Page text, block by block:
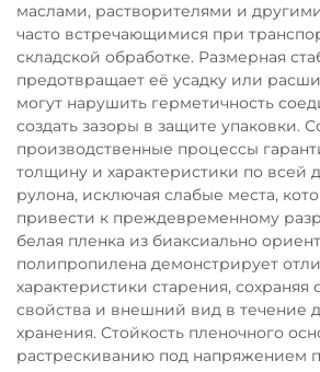
маслами, растворителями и
часто встречающимися при
складской обработке. Размерная
предотвращает её усадку или
могут нарушить герметичность
создать зазоры в защите упаковки.
производственные процессы
толщину и характеристики по всей
рулона, исключая слабые места,
привести к преждевременному
белая пленка из биаксиально
полипропилена демонстрирует
характеристики старения, сохраняя
свойства и внешний вид в течение
хранения. Стойкость пленочного
растрескиванию под напряжением